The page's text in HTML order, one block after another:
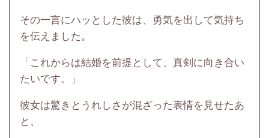
その一言にハッとした彼は、勇気を出して気持ち
を伝えました。
「これからは結婚を前提として、真剣に向き合い
たいです。」
彼女は驚きとうれしさが混ざった表情を見せたあ
と、